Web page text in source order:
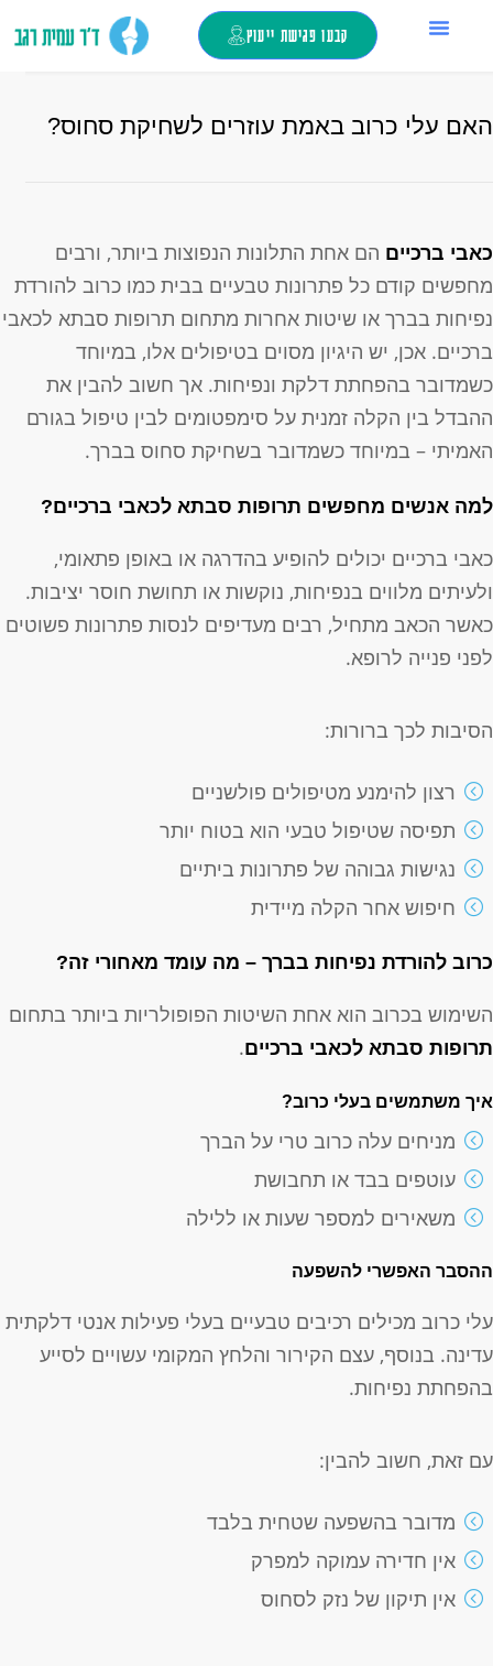
קבעו פגישת ייעוץ
האם עלי כרוב באמת עוזרים לשחיקת סחוס?
כאבי ברכיים הם אחת התלונות הנפוצות ביותר, ורבים
מחפשים קודם כל פתרונות טבעיים בבית כמו כרוב להורדת
נפיחות בברך או שיטות אחרות מתחום תרופות סבתא לכאבי
ברכיים. אכן, יש היגיון מסוים בטיפולים אלו, במיוחד
כשמדובר בהפחתת דלקת ונפיחות. אך חשוב להבין את
ההבדל בין הקלה זמנית על סימפטומים לבין טיפול בגורם
האמיתי – במיוחד כשמדובר בשחיקת סחוס בברך.
למה אנשים מחפשים תרופות סבתא לכאבי ברכיים?
כאבי ברכיים יכולים להופיע בהדרגה או באופן פתאומי,
ולעיתים מלווים בנפיחות, נוקשות או תחושת חוסר יציבות.
כאשר הכאב מתחיל, רבים מעדיפים לנסות פתרונות פשוטים
לפני פנייה לרופא.
הסיבות לכך ברורות:
רצון להימנע מטיפולים פולשניים
תפיסה שטיפול טבעי הוא בטוח יותר
נגישות גבוהה של פתרונות ביתיים
חיפוש אחר הקלה מיידית
כרוב להורדת נפיחות בברך – מה עומד מאחורי זה?
השימוש בכרוב הוא אחת השיטות הפופולריות ביותר בתחום
תרופות סבתא לכאבי ברכיים.
איך משתמשים בעלי כרוב?
מניחים עלה כרוב טרי על הברך
עוטפים בבד או תחבושת
משאירים למספר שעות או ללילה
ההסבר האפשרי להשפעה
עלי כרוב מכילים רכיבים טבעיים בעלי פעילות אנטי דלקתית
עדינה. בנוסף, עצם הקירור והלחץ המקומי עשויים לסייע
בהפחתת נפיחות.
עם זאת, חשוב להבין:
מדובר בהשפעה שטחית בלבד
אין חדירה עמוקה למפרק
אין תיקון של נזק לסחוס